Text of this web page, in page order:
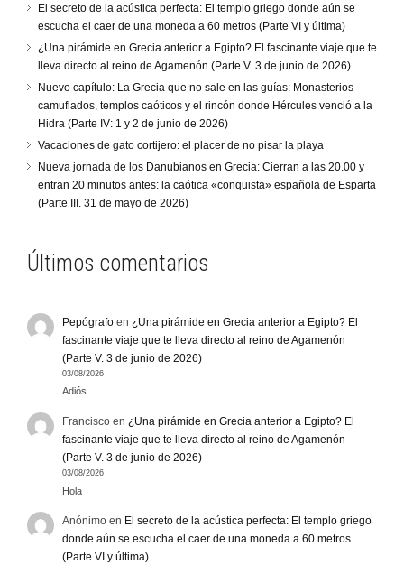
El secreto de la acústica perfecta: El templo griego donde aún se
escucha el caer de una moneda a 60 metros (Parte VI y última)
¿Una pirámide en Grecia anterior a Egipto? El fascinante viaje que te
lleva directo al reino de Agamenón (Parte V. 3 de junio de 2026)
Nuevo capítulo: La Grecia que no sale en las guías: Monasterios
camuflados, templos caóticos y el rincón donde Hércules venció a la
Hidra (Parte IV: 1 y 2 de junio de 2026)
Vacaciones de gato cortijero: el placer de no pisar la playa
Nueva jornada de los Danubianos en Grecia: Cierran a las 20.00 y
entran 20 minutos antes: la caótica «conquista» española de Esparta
(Parte III. 31 de mayo de 2026)
Últimos comentarios
Pepógrafo en ¿Una pirámide en Grecia anterior a Egipto? El
fascinante viaje que te lleva directo al reino de Agamenón
(Parte V. 3 de junio de 2026)
03/08/2026
Adiós
Francisco en ¿Una pirámide en Grecia anterior a Egipto? El
fascinante viaje que te lleva directo al reino de Agamenón
(Parte V. 3 de junio de 2026)
03/08/2026
Hola
Anónimo en El secreto de la acústica perfecta: El templo griego
donde aún se escucha el caer de una moneda a 60 metros
(Parte VI y última)